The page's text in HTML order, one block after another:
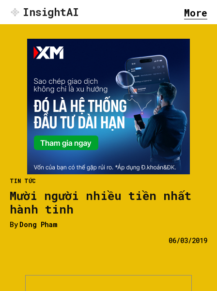
InsightAI More
TIN TỨC
Mười người nhiều tiền nhất
hành tinh
By Dong Pham
06/03/2019